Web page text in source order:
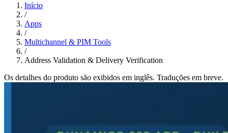
Início
/
Apps
/
Multichannel & PIM Tools
/
Address Validation & Delivery Verification
Os detalhes do produto são exibidos em inglês. Traduções em breve.